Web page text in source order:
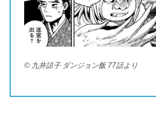
© 九井諒子 ダンジョン飯 77話より